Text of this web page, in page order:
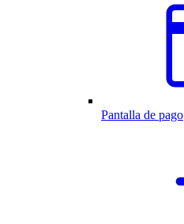
Pantalla de pago